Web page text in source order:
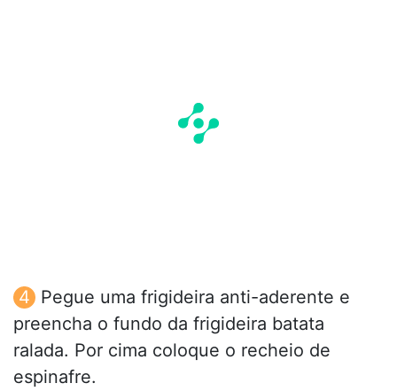
Pegue uma frigideira anti-aderente e
preencha o fundo da frigideira batata
ralada. Por cima coloque o recheio de
espinafre.